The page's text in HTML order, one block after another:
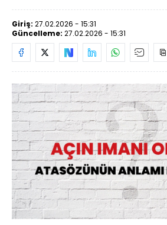
Giriş: 27.02.2026 - 15:31
Güncelleme: 27.02.2026 - 15:31